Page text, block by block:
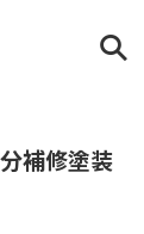
補修塗装